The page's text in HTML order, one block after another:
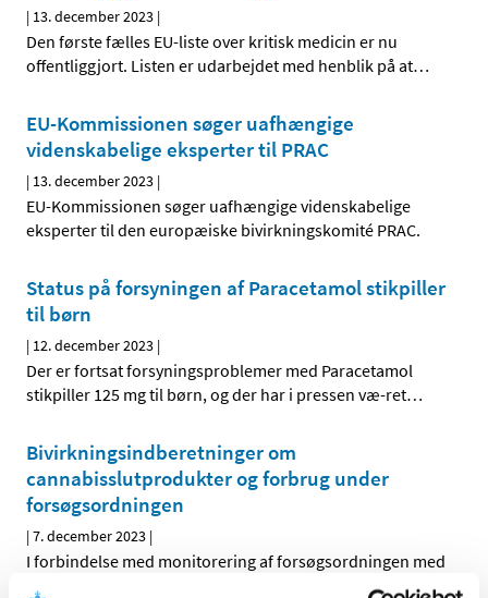
| 13. december 2023 |
Den første fælles EU-liste over kritisk medicin er nu
offentliggjort. Listen er udarbejdet med henblik på at…
EU-Kommissionen søger uafhængige
videnskabelige eksperter til PRAC
| 13. december 2023 |
EU-Kommissionen søger uafhængige videnskabelige
eksperter til den europæiske bivirkningskomité PRAC.
Status på forsyningen af Paracetamol stikpiller
til børn
| 12. december 2023 |
Der er fortsat forsyningsproblemer med Paracetamol
stikpiller 125 mg til børn, og der har i pressen væ-ret…
Bivirkningsindberetninger om
cannabisslutprodukter og forbrug under
forsøgsordningen
|7. december 2023 |
I forbindelse med monitorering af forsøgsordningen med
medicinsk cannabis offentliggør Lægemiddelstyrelsen …